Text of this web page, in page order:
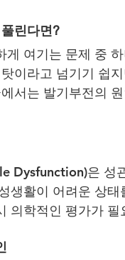
린다면?
게 여기는 문제 중
이라고 넘기기 쉽
서는 발기부전의
Dysfunction)은 성
생활이 어려운 상
의학적인 평가가 필